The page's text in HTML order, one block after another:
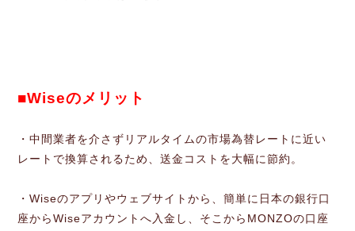
■Wiseのメリット
・中間業者を介さずリアルタイムの市場為替レートに近い
レートで換算されるため、送金コストを大幅に節約。
・Wiseのアプリやウェブサイトから、簡単に日本の銀行口
座からWiseアカウントへ入金し、そこからMONZOの口座